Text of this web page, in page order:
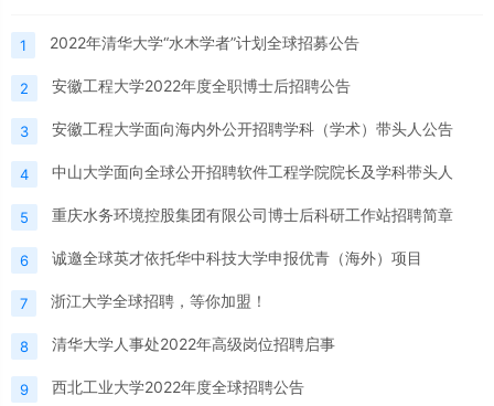
1 2022年清华大学“水木学者”计划全球招募公告
2 安徽工程大学2022年度全职博士后招聘公告
3 安徽工程大学面向海内外公开招聘学科（学术）带头人公告
4 中山大学面向全球公开招聘软件工程学院院长及学科带头人
5 重庆水务环境控股集团有限公司博士后科研工作站招聘简章
6 诚邀全球英才依托华中科技大学申报优青（海外）项目
7 浙江大学全球招聘，等你加盟！
8 清华大学人事处2022年高级岗位招聘启事
9 西北工业大学2022年度全球招聘公告